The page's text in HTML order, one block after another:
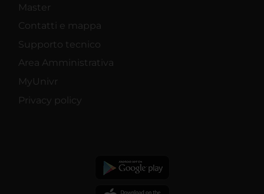
Master
Contatti e mappa
Supporto tecnico
Area Amministrativa
MyUnivr
Privacy policy